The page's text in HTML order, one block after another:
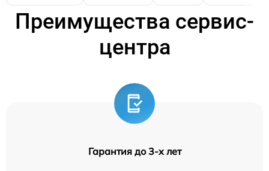
Преимущества сервис-
центра
Гарантия до 3-х лет